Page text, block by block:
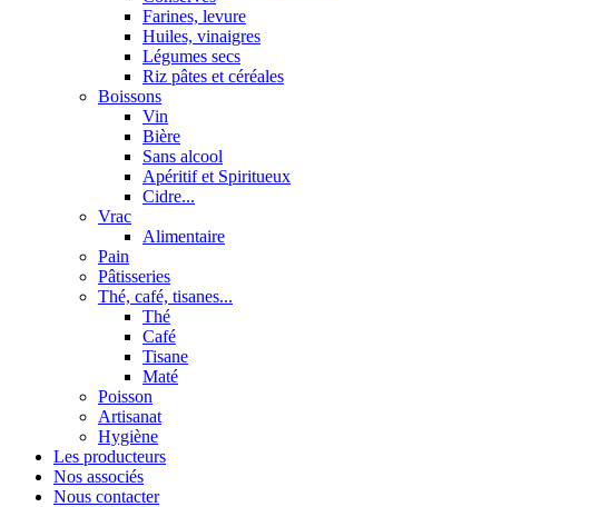
Farines, levure
Huiles, vinaigres
Légumes secs
Riz pâtes et céréales
Boissons
Vin
Bière
Sans alcool
Apéritif et Spiritueux
Cidre...
Vrac
Alimentaire
Pain
Pâtisseries
Thé, café, tisanes...
Thé
Café
Tisane
Maté
Poisson
Artisanat
Hygiène
Les producteurs
Nos associés
Nous contacter